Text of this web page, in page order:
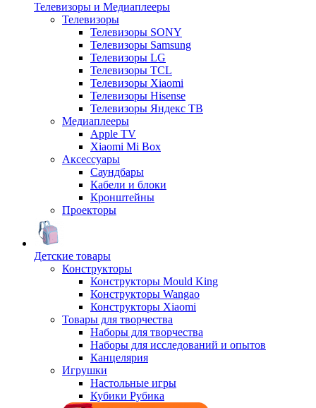
Телевизоры и Медиаплееры
Телевизоры
Телевизоры SONY
Телевизоры Samsung
Телевизоры LG
Телевизоры TCL
Телевизоры Xiaomi
Телевизоры Hisense
Телевизоры Яндекс ТВ
Медиаплееры
Apple TV
Xiaomi Mi Box
Аксессуары
Саундбары
Кабели и блоки
Кронштейны
Проекторы
Детские товары
Конструкторы
Конструкторы Mould King
Конструкторы Wangao
Конструкторы Xiaomi
Товары для творчества
Наборы для творчества
Наборы для исследований и опытов
Канцелярия
Игрушки
Настольные игры
Кубики Рубика